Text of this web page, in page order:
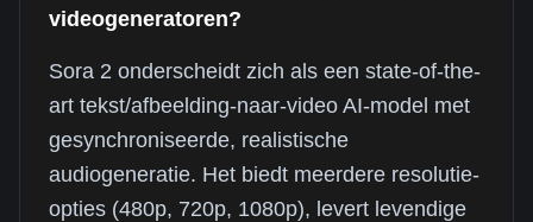
videogeneratoren?
Sora 2 onderscheidt zich als een state-of-the-
art tekst/afbeelding-naar-video AI-model met
gesynchroniseerde, realistische
audiogeneratie. Het biedt meerdere resolutie-
opties (480p, 720p, 1080p), levert levendige